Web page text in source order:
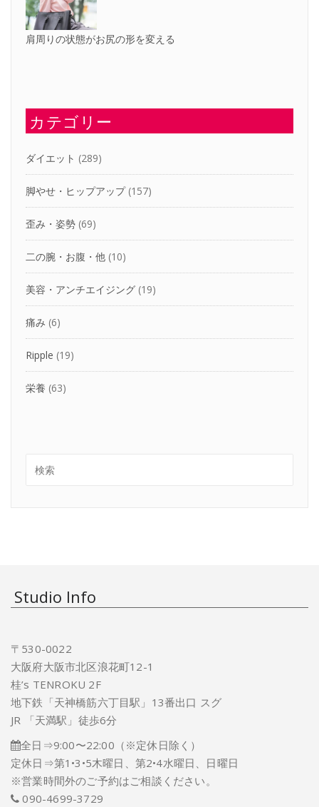
肩周りの状態がお尻の形を変える
カテゴリー
ダイエット (289)
脚やせ・ヒップアップ(157)
歪み・姿勢 (69)
二の腕・お腹・他 (10)
美容・アンチエイジング (19)
痛み (6)
Ripple (19)
栄養 (63)
Studio Info
〒530-0022
大阪府大阪市北区浪花町12-1
桂’s TENROKU 2F
地下鉄「天神橋筋六丁目駅」13番出口 スグ
JR 「天満駅」徒歩6分
全日⇒9:00〜22:00（※定休日除く）
定休日⇒第1•3•5木曜日、第2•4水曜日、日曜日
※営業時間外のご予約はご相談ください。
090-4699-3729